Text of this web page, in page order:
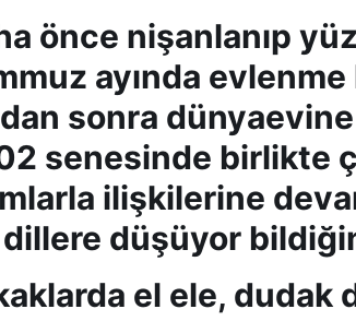
önce nişanlanıp
ayında evlenme
sonra
senesinde birlikte
ilişkilerine
dillere düşüyor
el ele, dudak